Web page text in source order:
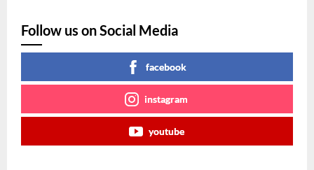
Follow us on Social Media
facebook
instagram
youtube